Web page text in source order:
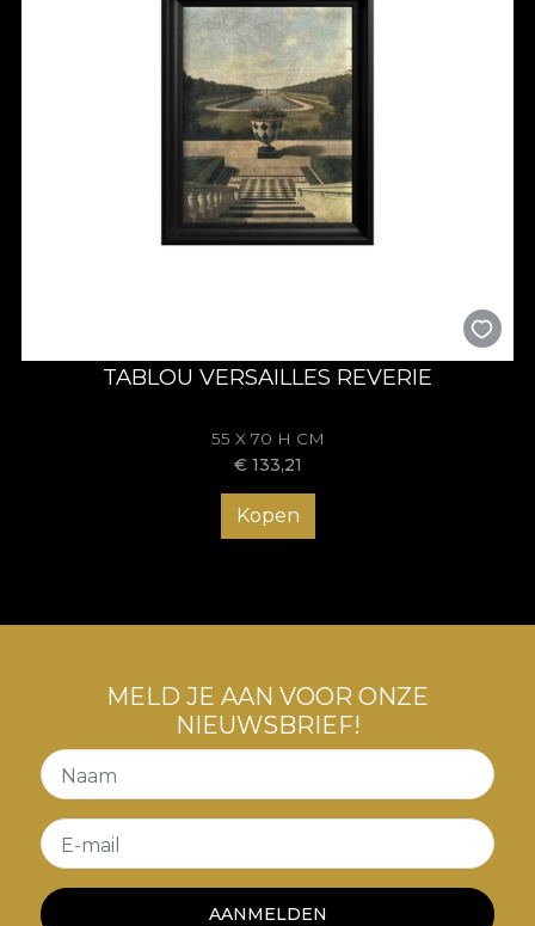
TABLOU VERSAILLES REVERIE
55 X 70 H CM
€ 133,21
Kopen
MELD JE AAN VOOR ONZE
NIEUWSBRIEF!
Naam
E-mail
AANMELDEN